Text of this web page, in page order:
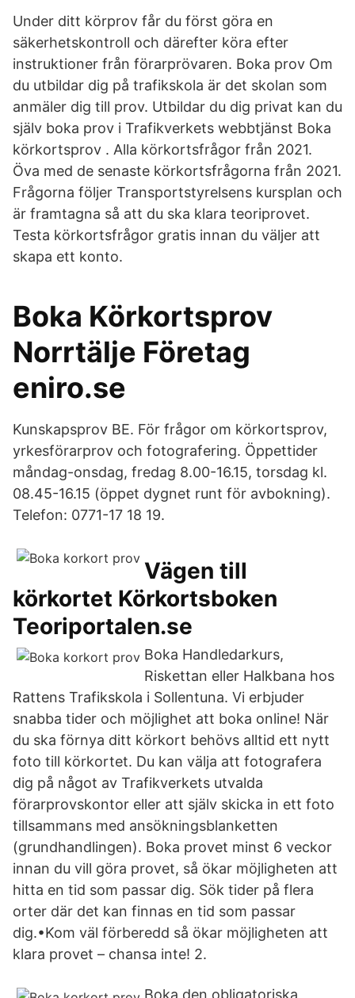
Under ditt körprov får du först göra en
säkerhetskontroll och därefter köra efter
instruktioner från förarprövaren. Boka prov Om
du utbildar dig på trafikskola är det skolan som
anmäler dig till prov. Utbildar du dig privat kan du
själv boka prov i Trafikverkets webbtjänst Boka
körkortsprov . Alla körkortsfrågor från 2021.
Öva med de senaste körkortsfrågorna från 2021.
Frågorna följer Transportstyrelsens kursplan och
är framtagna så att du ska klara teoriprovet.
Testa körkortsfrågor gratis innan du väljer att
skapa ett konto.
Boka Körkortsprov
Norrtälje Företag
eniro.se
Kunskapsprov BE. För frågor om körkortsprov,
yrkesförarprov och fotografering. Öppettider
måndag-onsdag, fredag 8.00-16.15, torsdag kl.
08.45-16.15 (öppet dygnet runt för avbokning).
Telefon: 0771-17 18 19.
Vägen till
körkortet Körkortsboken
Teoriportalen.se
Boka Handledarkurs,
Riskettan eller Halkbana hos
Rattens Trafikskola i Sollentuna. Vi erbjuder
snabba tider och möjlighet att boka online! När
du ska förnya ditt körkort behövs alltid ett nytt
foto till körkortet. Du kan välja att fotografera
dig på något av Trafikverkets utvalda
förarprovskontor eller att själv skicka in ett foto
tillsammans med ansökningsblanketten
(grundhandlingen). Boka provet minst 6 veckor
innan du vill göra provet, så ökar möjligheten att
hitta en tid som passar dig. Sök tider på flera
orter där det kan finnas en tid som passar
dig.•Kom väl förberedd så ökar möjligheten att
klara provet – chansa inte! 2.
Boka den obligatoriska